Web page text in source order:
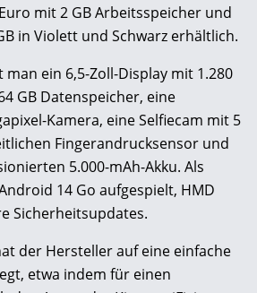
mit 2 GB Arbeitsspeicher und
in Violett und Schwarz erhältlich.
ein 6,5-Zoll-Display mit 1.280
GB Datenspeicher, eine
Kamera, eine Selfiecam mit 5
Fingerandrucksensor und
5.000-mAh-Akku. Als
14 Go aufgespielt, HMD
Sicherheitsupdates.
der Hersteller auf eine einfache
etwa indem für einen